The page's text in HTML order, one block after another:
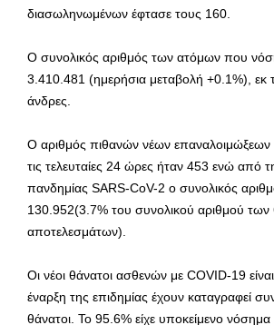
διασωληνωμένων έφτασε τους 160.
Ο συνολικός αριθμός των ατόμων που
3.410.481 (ημερήσια μεταβολή +0.1%),
άνδρες.
Ο αριθμός πιθανών νέων
τις τελευταίες 24 ώρες ήταν 453 ενώ από
πανδημίας SARS-CoV-2 ο συνολικός
130.952(3.7% του συνολικού αριθμού των
αποτελεσμάτων).
Οι νέοι θάνατοι ασθενών με COVID-19
έναρξη της επιδημίας έχουν καταγραφεί
θάνατοι. Το 95.6% είχε υποκείμενο νόσημα